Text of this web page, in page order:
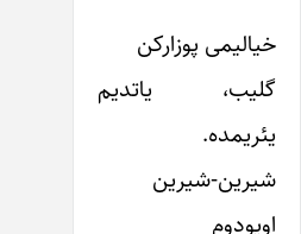
خیالیمی پوزارکن
گلیب، یاتدیم
یئریمده.
شیرین-شیرین
اویودوم